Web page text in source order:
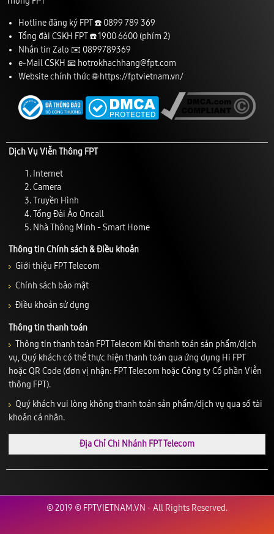
Hotline đăng ký FPT ☎️ 0899 789 369
Tổng đài CSKH FPT ☎️1900 6600(phím 2)
Nhắn tin Zalo ✉️ 0899789369
e-Mail CSKH 📧 hotrokhachhang@fpt.com
Website chính thức 🌐 https://fptvietnam.vn/
Dịch Vụ Viễn Thông FPT
Internet
Camera
Truyền Hình
Tổng Đài Ảo Oncall
Nhà Thông Minh - Smart Home
Thông tin Chính sách & Điều khoản
Giới thiệu FPT Telecom
Chính sách bảo mật
Điều khoản sử dụng
Thông tin thanh toán
Thông tin thanh toán FPT Telecom Khi thanh toán sản phẩm/dịch
vụ, Quý khách có thể thực hiện thanh toán qua ứng dụng Hi FPT
hoặc QR Code (đơn vị nhận: FPT Telecom hoặc Công ty Cổ phần Viễn
thông FPT).
Quý khách vui lòng không thanh toán sản phẩm/dịch vụ qua số tài
khoản cá nhân.
Địa Chỉ Chi Nhánh FPT Telecom
© 2019 © FPTVIETNAM.VN - All Rights Reserved.